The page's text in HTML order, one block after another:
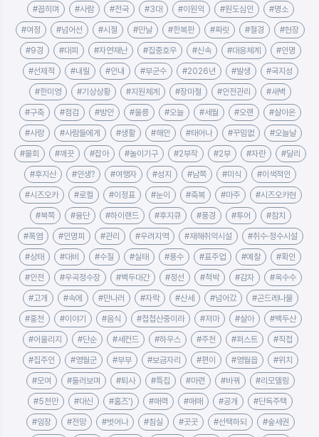
#꼽히며 #사람 #전국 #3대 #이원익 #원도심인 #명소
#여정 #넘어선 #시절 #만날 #한복판 #짜릿 #절경 #현장
#9경 #대피 #자연재난 #집중호우 #신속 #대응체계 #인명
#선제적 #내릴 #안내 #부군수 #2026년 #발생 #국지성
#한미영 #기상상황 #지원체계 #장마철 #안전관리 #새벽
#구축 #점검 #방안 #울릉 #오늘 #세월 #오랜 #살아온
#사랑 #사람들에게 #생활 #해안 #태어나 #꾸밈없 #오늘날
#물회 #깨끗 #잡아 #놀이기구 #2부작 #2부 #자란 #달리
#후지산 #인생? #여행자 #성지 #남쪽 #미식 #이색적인
#시즈오카 #로컬 #이정표 #눈이 #축복 #마주 #시즈오카현
#북쪽 #융단 #하이랜드 #후지큐 #풍경 #투어 #참치
#폭염 #인명피 #관리 #우려지역 #재해취약시설 #취수·정수시설
#상태 #대비 #수질 #실태 #풍수 #표주업 #예찰 #확인
#안전 #우곡정수장 #백두대간 #정선 #척박 #감자 #옥수수
#고개 #속에 #만나러 #자락 #산세 #넘어갔 #곤드레나물
#홍천 #이야기 #음식 #첩첩산중이라 #저마 #살아 #백두산
#어울리지 #단순 #세컨드 #하우스 #주천 #퍼스트 #직접
#집주인 #영월군 #부부 #보금자리 #편이 #영월읍 #위치
#모여 #둘러보며 #퇴사 #특집 #마련 #바꿔 #리모델링
#5천만 #대신 #홈즈') #매력 #매매 #공개 #단독주택
#임장 #전망 #벗어나 #침실 #곳곳 #선택하되 #숲세권